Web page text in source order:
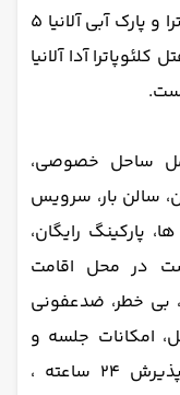
دریا واقع شده است و تا ساحل کلئوپاترا و پارک آبی آلانیا 5
آدا آلانیا
ساحل خصوصی،
سالن بار، سرویس
پارکینگ رایگان،
در محل اقامت
بی خطر، ضدعفونی
امکانات جلسه و
برگزاری ضیافت، سرویس اتاق، میز پذیرش 24 ساعته ،